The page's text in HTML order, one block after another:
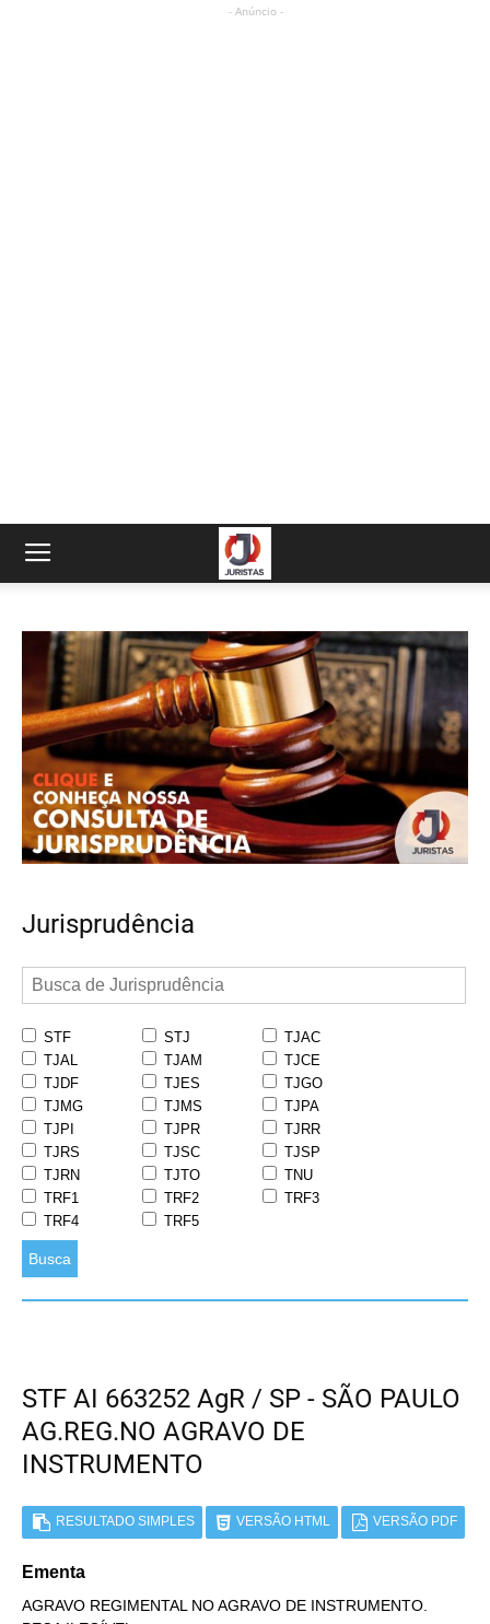
- Anúncio -
Jurisprudência
STF STJ
TJAC
TJAL
TJAM
TJCE
TJDF
TJES
TJGO
TJMG
TJMS
TJPA
TJPI
TJPR
TJRR
TJRS
TJSC
TJSP
TJRN
TJTO
TNU
TRF1
TRF2
TRF3
TRF4
TRF5
Busca
STF AI 663252 AgR / SP - SÃO PAULO
AG.REG.NO AGRAVO DE
INSTRUMENTO
RESULTADO SIMPLES VERSÃO HTML VERSÃO PDF
Ementa
AGRAVO REGIMENTAL NO AGRAVO DE INSTRUMENTO.